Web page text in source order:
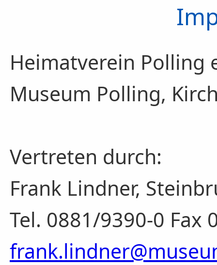
Heimatverein Polling
Museum Polling,
Vertreten durch:
Frank Lindner,
Tel. 0881/9390-0 Fax